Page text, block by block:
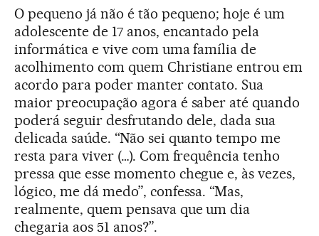
O pequeno já não é tão pequeno; hoje é um
adolescente de 17 anos, encantado pela
informática e vive com uma família de
acolhimento com quem Christiane entrou em
acordo para poder manter contato. Sua
maior preocupação agora é saber até quando
poderá seguir desfrutando dele, dada sua
delicada saúde. “Não sei quanto tempo me
resta para viver (…). Com frequência tenho
pressa que esse momento chegue e, às vezes,
lógico, me dá medo”, confessa. “Mas,
realmente, quem pensava que um dia
chegaria aos 51 anos?”.